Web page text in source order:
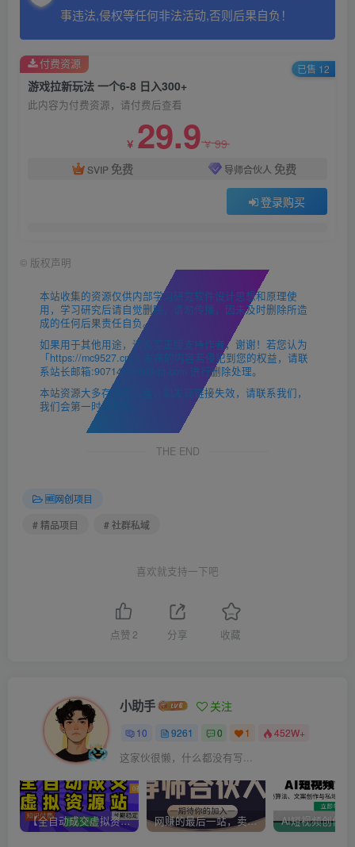
事违法,侵权等任何非法活动,否则后果自负！
游戏拉新玩法 一个6-8 日入300+
此内容为付费资源，请付费后查看
￥ 29.9￥99
SVIP 免费 导师合伙人 免费
登录购买
付费资源 已售 12
© 版权声明
本站收集的资源仅供内部学习研究软件设计思想和原理使
用，学习研究后请自觉删除，请勿传播，因未及时删除所造
成的任何后果责任自负。
如果用于其他用途，请购买正版支持作者，谢谢！若您认为
「https://mc9527.cn/」发布的内容若侵犯到您的权益，请联
系站长邮箱:907146180@qq.com 进行删除处理。
本站资源大多存储在云盘，如发现链接失效，请联系我们，
我们会第一时间更新。
THE END
🆓网创项目
# 精品项目
# 社群私域
喜欢就支持一下吧
点赞 2 分享 收藏
小助手 关注
10 9261 0 1 452W+
这家伙很懒，什么都没有写...
【全自动成交虚拟资源站】站长唯一陪跑项目！月入10W+~长期稳定~ 网赚的最后一站，卖项目！做网赚顶级猎食者~